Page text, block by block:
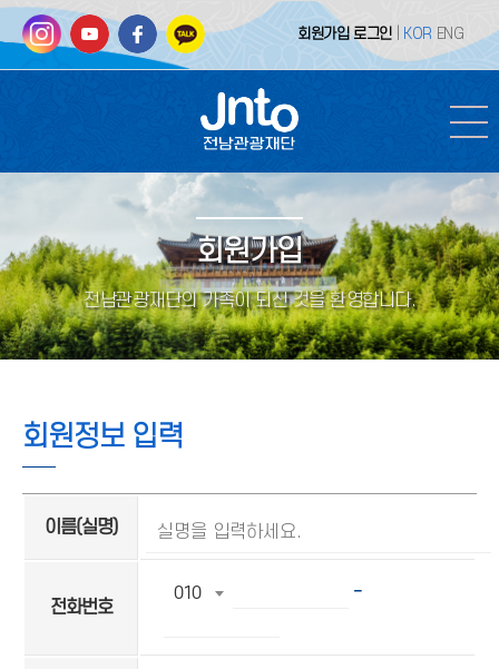
회원가입 로그인 KOR ENG
회원가입
전남관광재단의 가족이 되신 것을 환영합니다.
회원정보 입력
이름(실명)
전화번호
010 -